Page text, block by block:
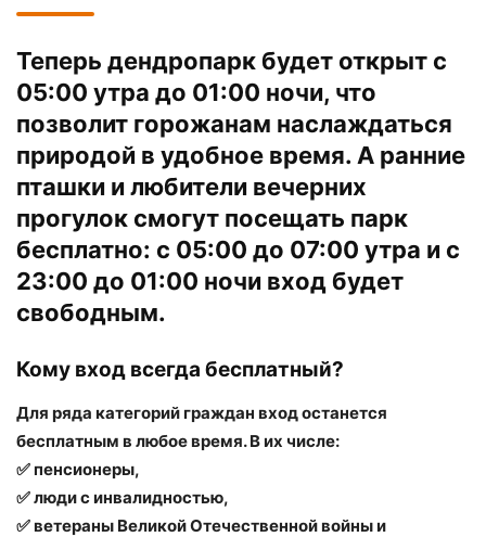
Теперь дендропарк будет открыт с
05:00 утра до 01:00 ночи, что
позволит горожанам наслаждаться
природой в удобное время. А ранние
пташки и любители вечерних
прогулок смогут посещать парк
бесплатно: с 05:00 до 07:00 утра и с
23:00 до 01:00 ночи вход будет
свободным.
Кому вход всегда бесплатный?
Для ряда категорий граждан вход останется
бесплатным в любое время. В их числе:
✅ пенсионеры,
✅ люди с инвалидностью,
✅ ветераны Великой Отечественной войны и